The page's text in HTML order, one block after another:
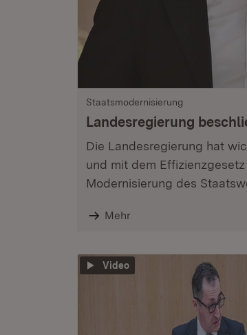
Staatsmodernisierung
Landesregierung
Die Landesregierung hat
und mit dem
Modernisierung des
Mehr
Video